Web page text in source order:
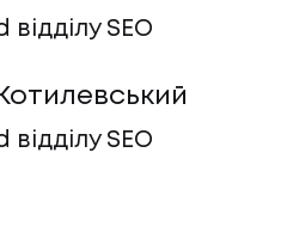
відділу SEO
відділу SEO